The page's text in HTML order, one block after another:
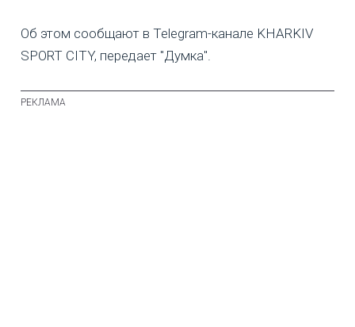
Об этом сообщают в Telegram-канале KHARKIV
SPORT CITY, передает "Думка".